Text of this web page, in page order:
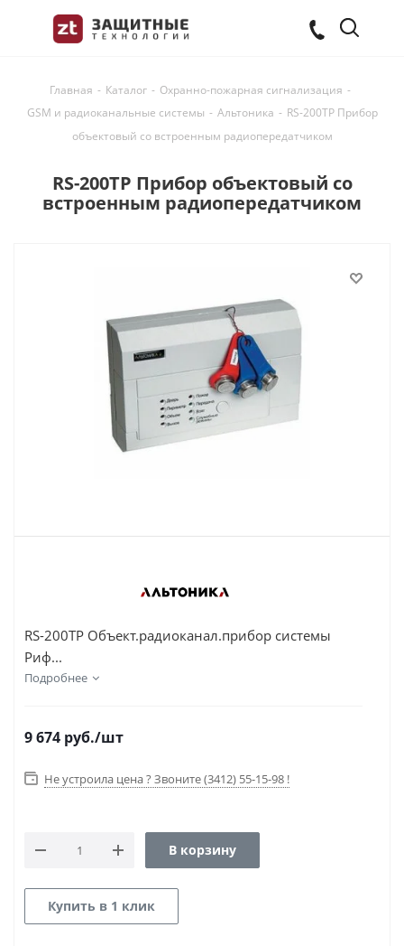
Главная - Каталог - Охранно-пожарная сигнализация -
GSM и радиоканальные системы - Альтоника - RS-200TP Прибор
объектовый со встроенным радиопередатчиком
RS-200TP Прибор объектовый со
встроенным радиопередатчиком
RS-200TP Объект.радиоканал.прибор системы
Риф...
Подробнее
9 674 руб./шт
Не устроила цена ? Звоните (3412) 55-15-98 !
В корзину
Купить в 1 клик